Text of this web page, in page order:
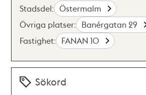
Stadsdel: Östermalm
Övriga platser: Banérgatan 29
Fastighet: FANAN 10
Sökord